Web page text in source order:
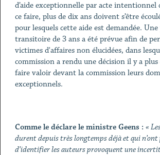
d’aide exceptionnelle par acte intentionnel
ce faire, plus de dix ans doivent s’être
pour lesquels cette aide est demandée.
transitoire de 3 ans a été prévue afin de
victimes d'affaires non élucidées, dans
commission a rendu une décision il y a plus
faire valoir devant la commission leurs
exceptionnels.
Comme le déclare le ministre Geens : «
durent depuis très longtemps déjà et qui n’ont
d’identifier les auteurs provoquent une